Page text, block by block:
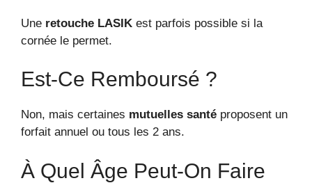
Une retouche LASIK est parfois possible si la
cornée le permet.
Est-Ce Remboursé ?
Non, mais certaines mutuelles santé proposent un
forfait annuel ou tous les 2 ans.
À Quel Âge Peut-On Faire